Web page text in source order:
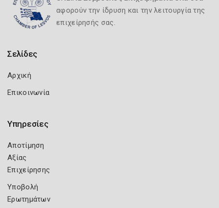
αφορούν την ίδρυση και την λειτουργία της
επιχείρησής σας.
Σελίδες
Αρχική
Επικοινωνία
Υπηρεσίες
Αποτίμηση
Αξίας
Επιχείρησης
Υποβολή
Ερωτημάτων